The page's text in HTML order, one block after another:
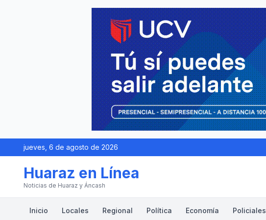
jueves, 6 de agosto de 2026
Huaraz en Línea
Noticias de Huaraz y Áncash
Inicio Locales Regional Política Economía Policiales